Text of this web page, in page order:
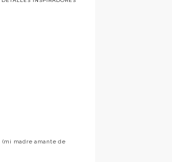
madre amante de